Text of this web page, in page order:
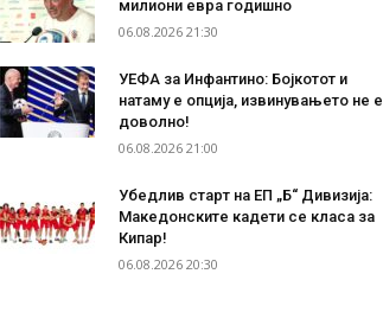
милиони евра годишно
06.08.2026 21:30
УЕФА за Инфантино: Бојкотот и
натаму е опција, извинувањето не е
доволно!
06.08.2026 21:00
Убедлив старт на ЕП „Б“ Дивизија:
Македонските кадети се класа за
Кипар!
06.08.2026 20:30